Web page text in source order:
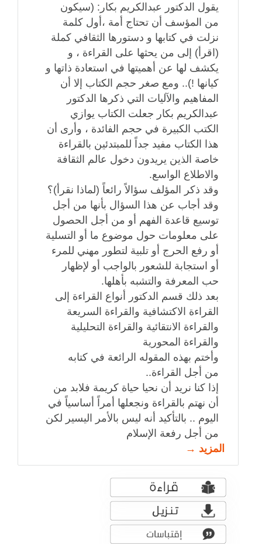
يقول الدكتور عبدالكريم بكار: (سيكون
من المؤسف أن تحتاج أمة ،أول كلمة
نزلت في كتابها و دستورها الثقافي كملة
(اقرأ) إلى من يحثها على القراءة ، و
يكشف لها عن أهميتها في استعادة ذاتها و
كيانها !).. ومع صغر حجم الكتاب إلا أن
المفاهيم والآليات التي ذكرها الدكتور
عبدالكريم بكار جعلت الكتاب يوازي
الكتب الكبيرة في حجم الفائدة ، وأرى أن
هذا الكتاب مفيد جداً للمبتدئين بالقراءة
خاصة الذين يريدون دخول عالم الثقافة
والاطلاع الواسع.
وقد ذكر المؤلف سؤالاً رائعاً (لماذا نقرأ)؟
وقد أجاب عن هذا السؤال بأنها من أجل
توسيع قاعدة الفهم أو من أجل الحصول
على معلومات حول موضوع ما أو التسلية
أو رفع الحرج أو تلبية لتطور مهني للمرء
أو استجابة للشعور بالواجب أو لإظهار
حب المعرفة والتشبه بأهلها.
بعد ذلك قسم الدكتور أنواع القراءة إلى
القراءة الاكتشافية والقراءة السريعة
والقراءة الانتقائية والقراءة التحليلية
والقراءة المحورية
وأختم بهذه المقوله الرائعة في كتابه
من أجل القراءة..
إذا كنا نريد أن نحيا حياة كريمة فلابد من
أن نهتم بالقراءة ونجعلها أمراً أساسياً في
اليوم .. بالتأكيد أنه ليس بالأمر اليسير لكن
من أجل رفعة الإسلام
المزيد →